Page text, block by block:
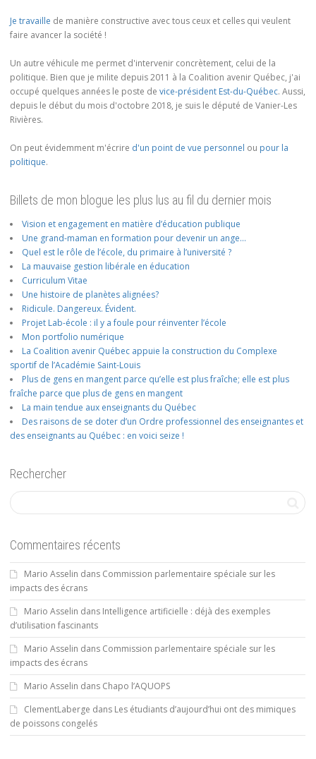
Je travaille de manière constructive avec tous ceux et celles qui veulent
faire avancer la société !
Un autre véhicule me permet d'intervenir concrètement, celui de la
politique. Bien que je milite depuis 2011 à la Coalition avenir Québec, j'ai
occupé quelques années le poste de vice-président Est-du-Québec. Aussi,
depuis le début du mois d'octobre 2018, je suis le député de Vanier-Les
Rivières.
On peut évidemment m'écrire d'un point de vue personnel ou pour la
politique.
Billets de mon blogue les plus lus au fil du dernier mois
Vision et engagement en matière d’éducation publique
Une grand-maman en formation pour devenir un ange…
Quel est le rôle de l’école, du primaire à l’université ?
La mauvaise gestion libérale en éducation
Curriculum Vitae
Une histoire de planètes alignées?
Ridicule. Dangereux. Évident.
Projet Lab-école : il y a foule pour réinventer l’école
Mon portfolio numérique
La Coalition avenir Québec appuie la construction du Complexe
sportif de l’Académie Saint-Louis
Plus de gens en mangent parce qu’elle est plus fraîche; elle est plus
fraîche parce que plus de gens en mangent
La main tendue aux enseignants du Québec
Des raisons de se doter d’un Ordre professionnel des enseignantes et
des enseignants au Québec : en voici seize !
Rechercher
Commentaires récents
Mario Asselin dans Commission parlementaire spéciale sur les
impacts des écrans
Mario Asselin dans Intelligence artificielle : déjà des exemples
d’utilisation fascinants
Mario Asselin dans Commission parlementaire spéciale sur les
impacts des écrans
Mario Asselin dans Chapo l’AQUOPS
ClementLaberge dans Les étudiants d’aujourd’hui ont des mimiques
de poissons congelés